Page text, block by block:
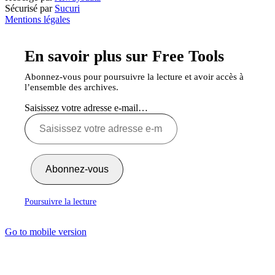
Sécurisé par Sucuri
Mentions légales
En savoir plus sur Free Tools
Abonnez-vous pour poursuivre la lecture et avoir accès à
l’ensemble des archives.
Saisissez votre adresse e-mail…
Abonnez-vous
Poursuivre la lecture
Go to mobile version